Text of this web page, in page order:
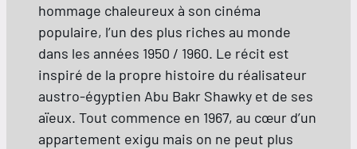
hommage chaleureux à son cinéma
populaire, l’un des plus riches au monde
dans les années 1950 / 1960. Le récit est
inspiré de la propre histoire du réalisateur
austro-égyptien Abu Bakr Shawky et de ses
aïeux. Tout commence en 1967, au cœur d’un
appartement exigu mais on ne peut plus